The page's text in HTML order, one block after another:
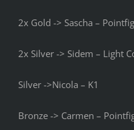
2x Gold -> Sascha –
2x Silver -> Sidem – Light
Silver ->Nicola – K1
Bronze -> Carmen –